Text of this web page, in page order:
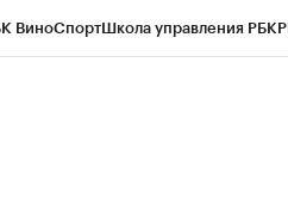
ВиноСпортШкола управления РБК